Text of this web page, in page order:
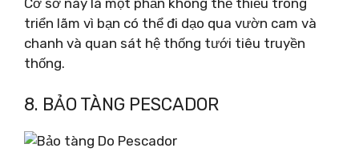
Cơ sở này là một phần không thể thiếu trong
triển lãm vì bạn có thể đi dạo qua vườn cam và
chanh và quan sát hệ thống tưới tiêu truyền
thống.
8. BẢO TÀNG PESCADOR